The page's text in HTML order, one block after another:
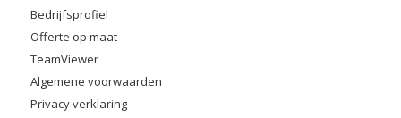
Bedrijfsprofiel
Offerte op maat
TeamViewer
Algemene voorwaarden
Privacy verklaring